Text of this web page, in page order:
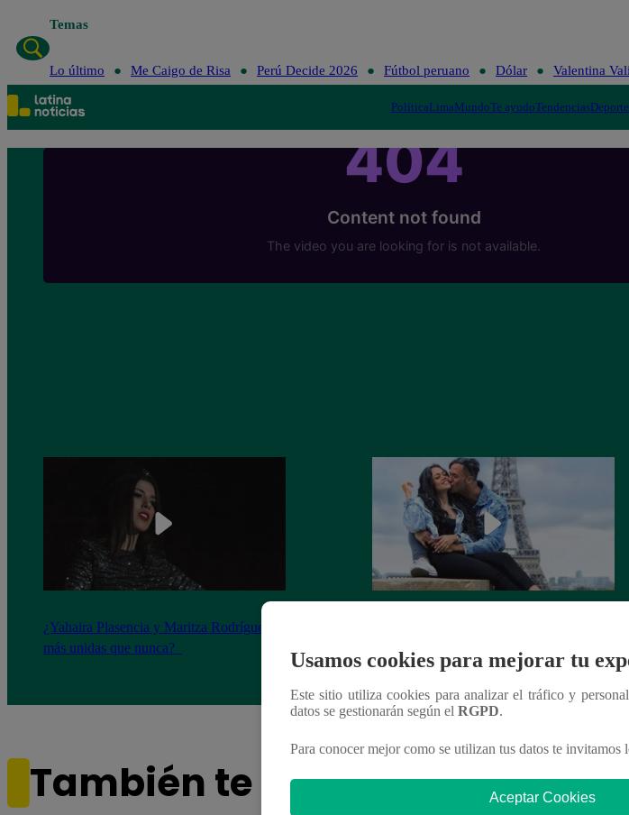
Temas
Lo último Me Caigo de Risa Perú Decide 2026 Fútbol peruano Dólar Valentina
PolíticaLimaMundoTe ayudoTendencias
¿Yahaira Plasencia y Maritza Rodríguez
más unidas que nunca?
contundente mensaje
También te puede interesar
Usamos cookies para mejorar tu
Este sitio utiliza cookies para analizar el tráfico y
datos se gestionarán según el RGPD.
Para conocer mejor como se utilizan tus datos te invitamos
Aceptar Cookies